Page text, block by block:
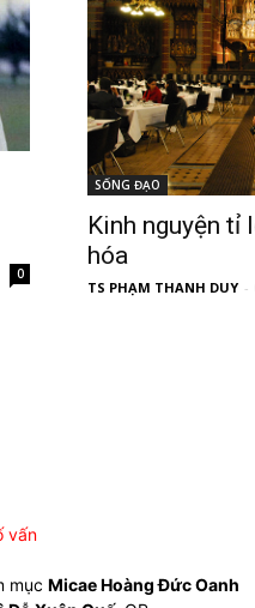
0
SỐNG ĐẠO
Kinh nguyện tỉ
hóa
TS PHẠM THANH DUY -
vấn
mụcMicae Hoàng Đức Oanh